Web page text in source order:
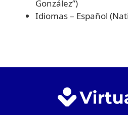
González”)
Idiomas – Español